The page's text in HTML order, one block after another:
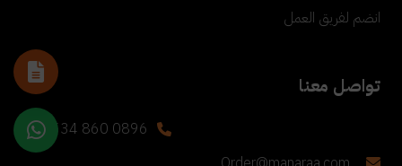
انضم لفريق العمل
تواصل معنا
+90 534 860 0896